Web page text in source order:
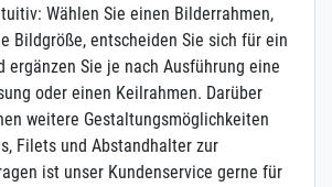
Wählen Sie einen Bilderrahmen,
Bildgröße, entscheiden Sie sich für ein
ergänzen Sie je nach Ausführung eine
oder einen Keilrahmen. Darüber
weitere Gestaltungsmöglichkeiten
Filets und Abstandhalter zur
ist unser Kundenservice gerne für